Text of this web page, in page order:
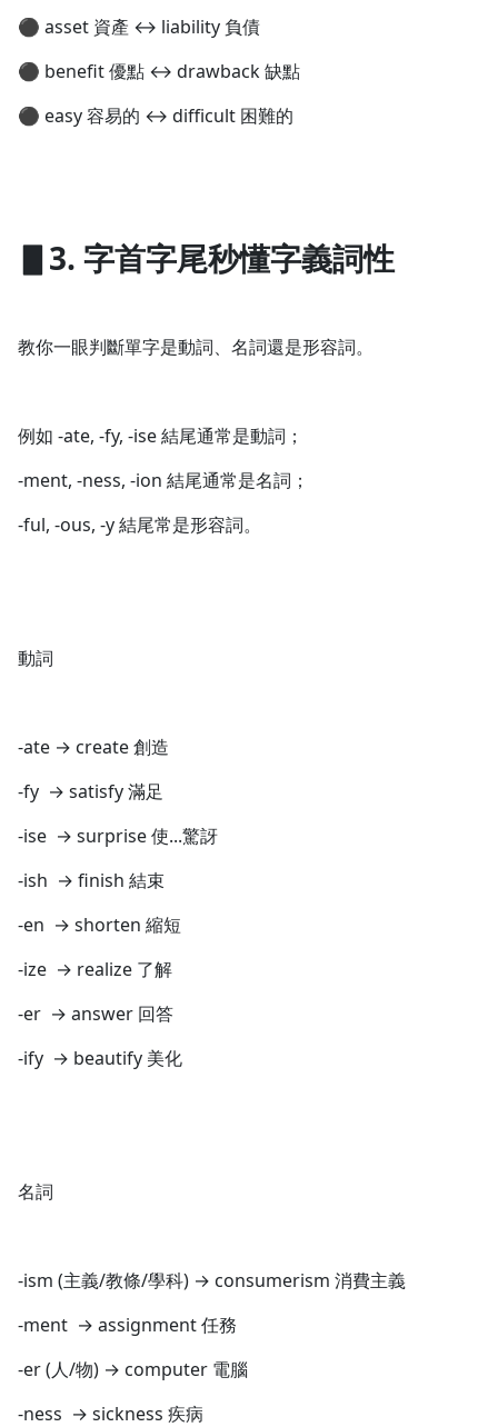
⚫ asset 資產 ↔ liability 負債
⚫ benefit 優點 ↔ drawback 缺點
⚫ easy 容易的 ↔ difficult 困難的
▋3. 字首字尾秒懂字義詞性
教你一眼判斷單字是動詞、名詞還是形容詞。
例如 -ate, -fy, -ise 結尾通常是動詞；
-ment, -ness, -ion 結尾通常是名詞；
-ful, -ous, -y 結尾常是形容詞。
動詞
-ate → create 創造
-fy → satisfy 滿足
-ise → surprise 使...驚訝
-ish → finish 結束
-en → shorten 縮短
-ize → realize 了解
-er → answer 回答
-ify → beautify 美化
名詞
-ism (主義/教條/學科) → consumerism 消費主義
-ment → assignment 任務
-er (人/物) → computer 電腦
-ness → sickness 疾病